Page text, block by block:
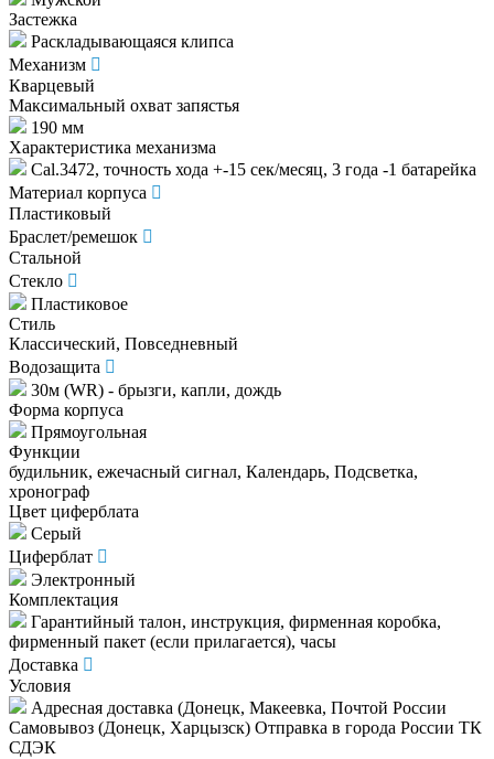
Застежка
Раскладывающаяся клипса
Механизм
Кварцевый
Максимальный охват запястья
190 мм
Характеристика механизма
Cal.3472, точность хода +-15 сек/месяц, 3 года -1 батарейка
Материал корпуса
Пластиковый
Браслет/ремешок
Стальной
Стекло
Пластиковое
Стиль
Классический, Повседневный
Водозащита
30м (WR) - брызги, капли, дождь
Форма корпуса
Прямоугольная
Функции
будильник, ежечасный сигнал, Календарь, Подсветка,
хронограф
Цвет циферблата
Серый
Циферблат
Электронный
Комплектация
Гарантийный талон, инструкция, фирменная коробка,
фирменный пакет (если прилагается), часы
Доставка
Условия
Адресная доставка (Донецк, Макеевка, Почтой России
Самовывоз (Донецк, Харцызск) Отправка в города России ТК
СДЭК